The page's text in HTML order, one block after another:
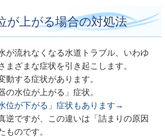
が上がる場合の対処法
が流れなくなる水道トラブル、いわゆ
まざまな症状を引き起こします。
動する症状があります。
水位が上がる」症状。
位が下がる」症状もあります→
逆ですが、この違いは「詰まりの原因
ものです。